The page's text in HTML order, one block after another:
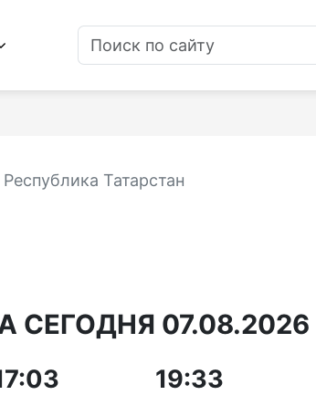
Республика Татарстан
СЕГОДНЯ 07.08.2026
19:33